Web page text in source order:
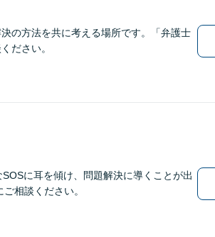
の方法を共に考える場所です。「弁護士
ださい。
に耳を傾け、問題解決に導くことが出
相談ください。